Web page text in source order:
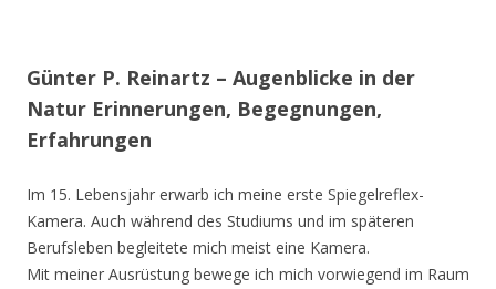
Günter P. Reinartz – Augenblicke in der
Natur Erinnerungen, Begegnungen,
Erfahrungen
Im 15. Lebensjahr erwarb ich meine erste Spiegelreflex-
Kamera. Auch während des Studiums und im späteren
Berufsleben begleitete mich meist eine Kamera.
Mit meiner Ausrüstung bewege ich mich vorwiegend im Raum